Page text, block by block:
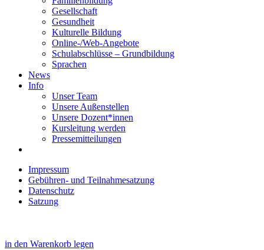
Gesellschaft
Gesundheit
Kulturelle Bildung
Online-/Web-Angebote
Schulabschlüsse – Grundbildung
Sprachen
News
Info
Unser Team
Unsere Außenstellen
Unsere Dozent*innen
Kursleitung werden
Pressemitteilungen
Impressum
Gebühren- und Teilnahmesatzung
Datenschutz
Satzung
in den Warenkorb legen